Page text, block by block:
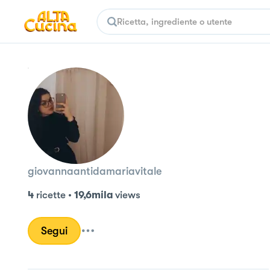
giovannaantidamariavitale
4 ricette• 19,6mila views
Segui